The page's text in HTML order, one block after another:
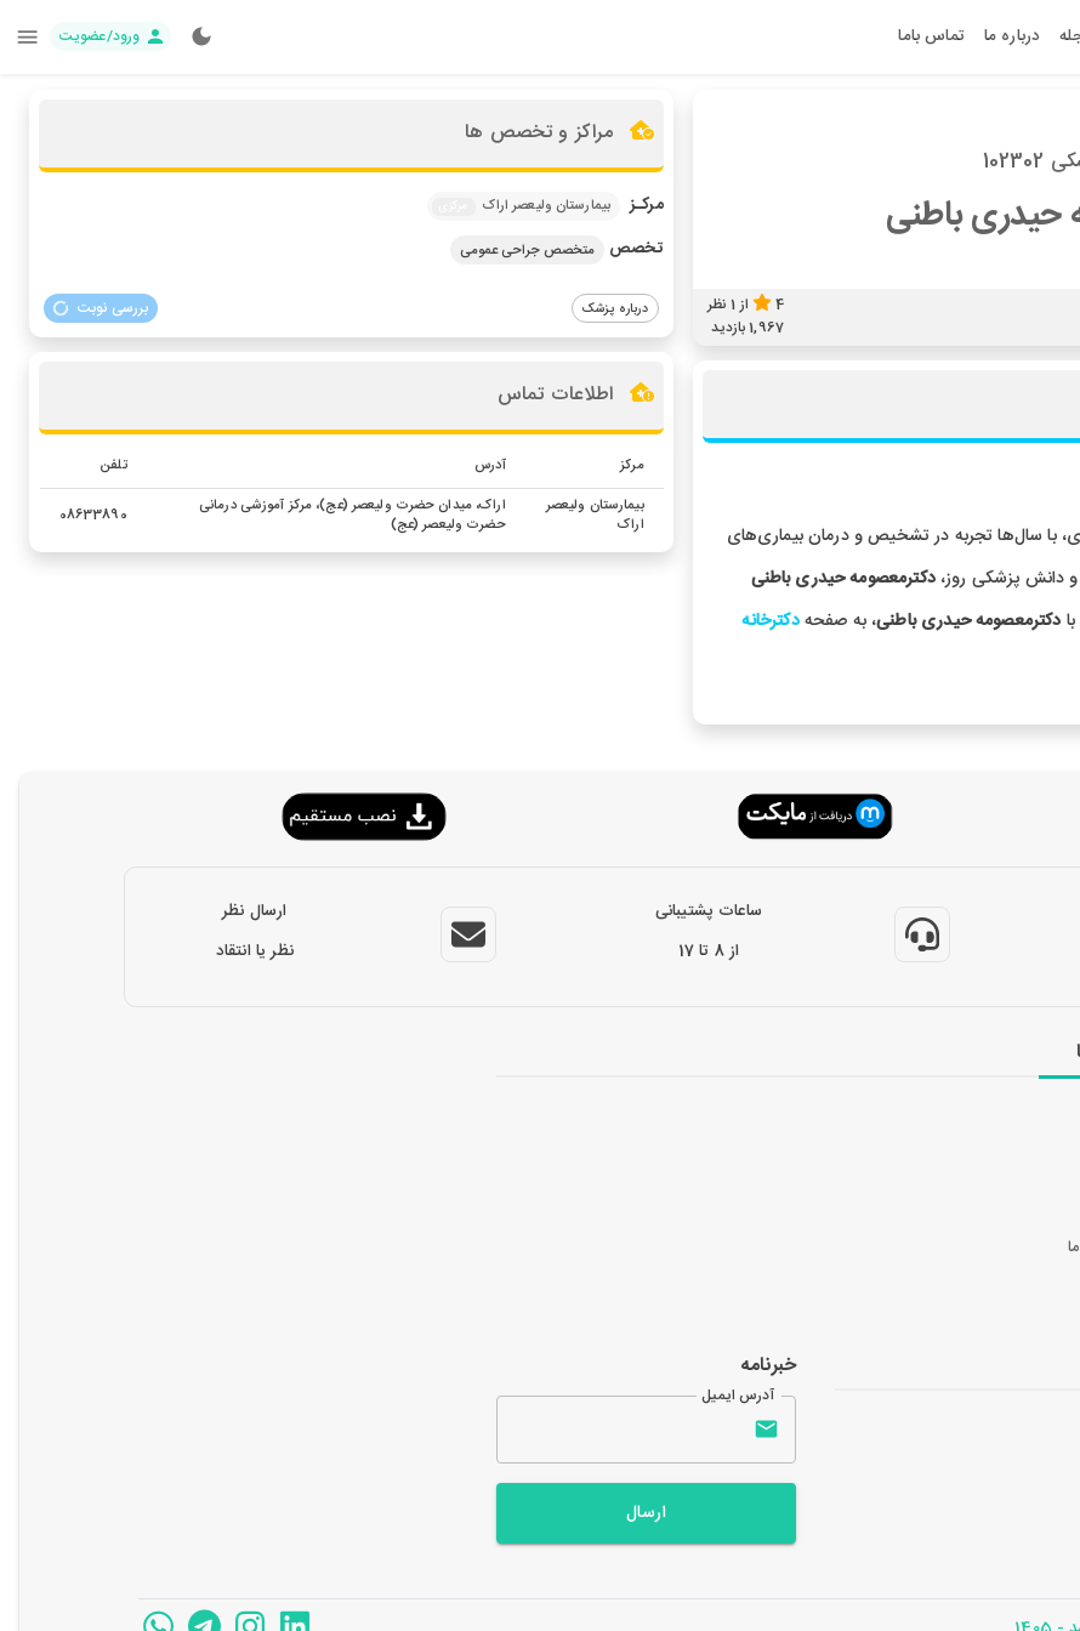
درباره ما تماس باما ورود/عضویت
حیدری باطنی
4 از1نظر
1,967 بازدید
سال‌ها تجربه در تشخیص و درمان بیماری‌های
دانش پزشکی روز،دکترمعصومه حیدری باطنی
دکترمعصومه حیدری باطنی، به صفحهدکترخانه
مراکز و تخصص ها
مرکـز بیمارستان ولیعصر اراک
تخصص متخصص جراحی عمومی
درباره پزشک بررسی نوبت
اطلاعات تماس
مرکز آدرس
تلفن
بیمارستان ولیعصر
اراک
اراک، میدان حضرت ولیعصر (عج)، مرکز آموزشی درمانی
حضرت ولیعصر (عج)
08633890
ساعات پشتیبانی
از 8 تا 17
ارسال نظر
نظر یا انتقاد
خبرنامه
آدرس ایمیل
ارسال